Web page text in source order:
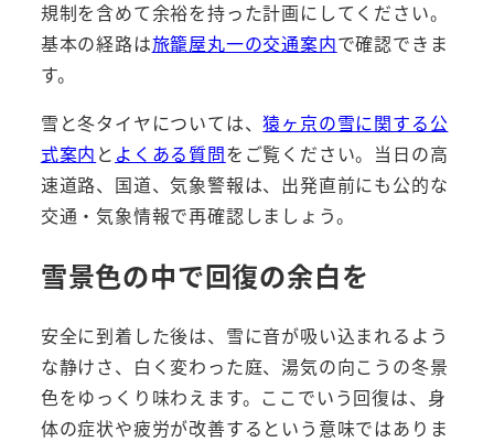
規制を含めて余裕を持った計画にしてください。
基本の経路は旅籠屋丸一の交通案内で確認できま
す。
雪と冬タイヤについては、猿ヶ京の雪に関する公
式案内 と よくある質問をご覧ください。当日の高
速道路、国道、気象警報は、出発直前にも公的な
交通・気象情報で再確認しましょう。
雪景色の中で回復の余白を
安全に到着した後は、雪に音が吸い込まれるよう
な静けさ、白く変わった庭、湯気の向こうの冬景
色をゆっくり味わえます。ここでいう回復は、身
体の症状や疲労が改善するという意味ではありま